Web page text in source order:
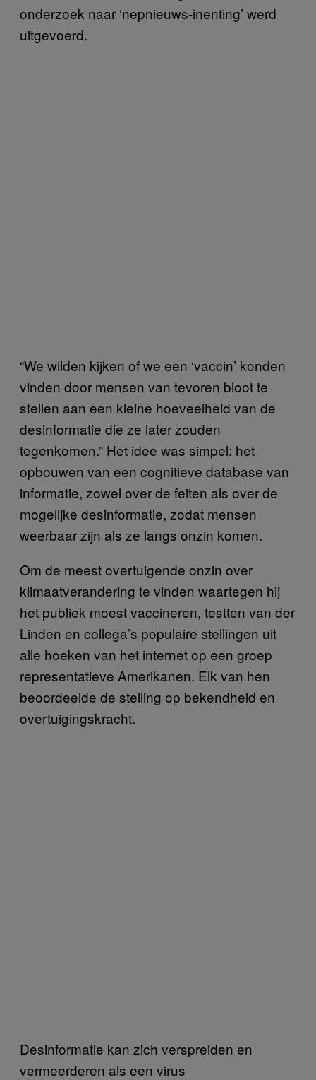
onderzoek naar ‘nepnieuws-inenting’ werd
uitgevoerd.
“We wilden kijken of we een ‘vaccin’ konden
vinden door mensen van tevoren bloot te
stellen aan een kleine hoeveelheid van de
desinformatie die ze later zouden
tegenkomen.” Het idee was simpel: het
opbouwen van een cognitieve database van
informatie, zowel over de feiten als over de
mogelijke desinformatie, zodat mensen
weerbaar zijn als ze langs onzin komen.
Om de meest overtuigende onzin over
klimaatverandering te vinden waartegen hij
het publiek moest vaccineren, testten van der
Linden en collega’s populaire stellingen uit
alle hoeken van het internet op een groep
representatieve Amerikanen. Elk van hen
beoordeelde de stelling op bekendheid en
overtuigingskracht.
Desinformatie kan zich verspreiden en
vermeerderen als een virus